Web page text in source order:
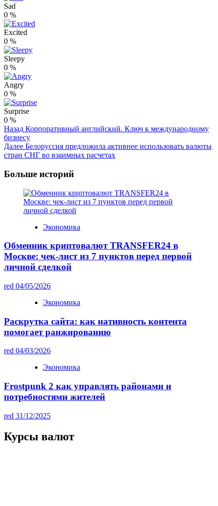
Sad
0 %
Excited
0 %
Sleepy
0 %
Angry
0 %
Surprise
0 %
Post
Navigation
Назад Корпоративный английский. Ключ к международному
бизнесу
Далее Белоруссия предложила активнее использовать валюты
стран СНГ во взаимных расчетах
Больше историй
Экономика
Обменник криптовалют TRANSFER24 в
Москве: чек-лист из 7 пунктов перед первой
личной сделкой
red 04/05/2026
Экономика
Раскрутка сайта: как нативность контента
помогает ранжированию
red 04/03/2026
Экономика
Frostpunk 2 как управлять районами и
потребностями жителей
red 31/12/2025
Курсы валют